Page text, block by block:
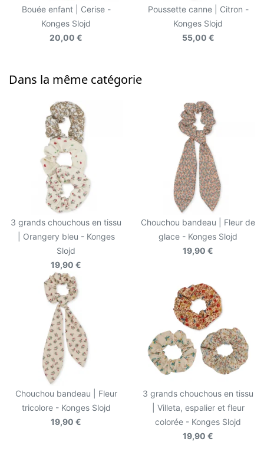
Bouée enfant | Cerise -
Konges Slojd
20,00 €
Poussette canne | Citron -
Konges Slojd
55,00 €
Dans la même catégorie
3 grands chouchous en tissu
| Orangery bleu - Konges
Slojd
19,90 €
Chouchou bandeau | Fleur de
glace - Konges Slojd
19,90 €
Chouchou bandeau | Fleur
tricolore - Konges Slojd
19,90 €
3 grands chouchous en tissu
| Villeta, espalier et fleur
colorée - Konges Slojd
19,90 €